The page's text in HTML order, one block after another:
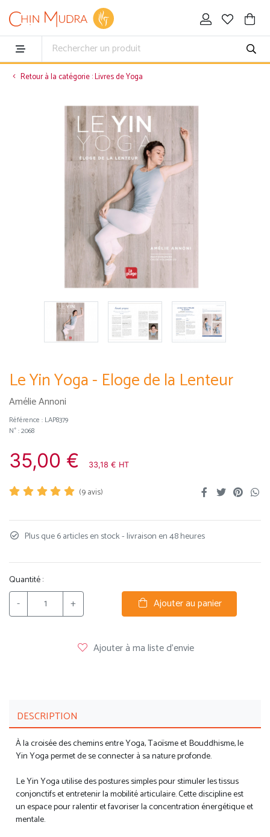
Retour à la catégorie : Livres de Yoga
Le Yin Yoga - Eloge de la Lenteur
Amélie Annoni
Référence : LAP8379
N° : 2068
35,00 € 33,18 € HT
(9avis)
Plus que 6 articles en stock - livraison en 48 heures
Quantité :
- + Ajouter au panier
Ajouter à ma liste d'envie
DESCRIPTION
À la croisée des chemins entre Yoga, Taoïsme et Bouddhisme, le
Yin Yoga permet de se connecter à sa nature profonde.
Le Yin Yoga utilise des postures simples pour stimuler les tissus
conjonctifs et entretenir la mobilité articulaire. Cette discipline est
un espace pour ralentir et favoriser la concentration énergétique et
mentale.